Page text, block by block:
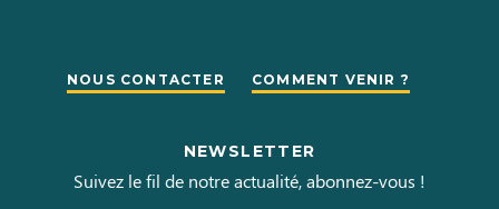
NOUS CONTACTER COMMENT VENIR ?
NEWSLETTER
Suivez le fil de notre actualité, abonnez-vous !